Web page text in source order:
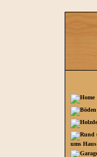
ums Haus